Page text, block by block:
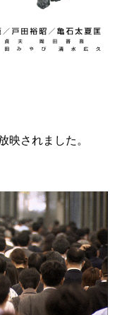
映されました。